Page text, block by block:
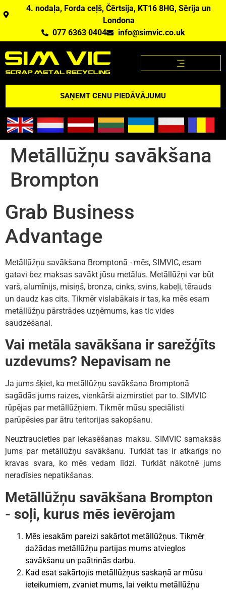
4. nodaļa, Forda ceļš, Čērtsija, KT16 8HG, Sērija un
Londona
077 6363 0404
info@simvic.co.uk
SAŅEMT CENU PIEDĀVĀJUMU
Metāllūžņu savākšana
Brompton
Grab Business
Advantage
Metāllūžņu savākšana Bromptonā - mēs, SIMVIC, esam
gatavi bez maksas savākt jūsu metālus. Metāllūžņi var būt
varš, alumīnijs, misiņš, bronza, cinks, svins, kabeļi, tērauds
un daudz kas cits. Tikmēr vislabākais ir tas, ka mēs esam
metāllūžņu pārstrādes uzņēmums, kas tic vides
saudzēšanai.
Vai metāla savākšana ir sarežģīts
uzdevums? Nepavisam ne
Ja jums šķiet, ka metāllūžņu savākšana Bromptonā
sagādās jums raizes, vienkārši aizmirstiet par to. SIMVIC
rūpējas par metāllūžņiem. Tikmēr mūsu speciālisti
parūpēsies par ātru teritorijas sakopšanu.
Neuztraucieties par iekasēšanas maksu. SIMVIC samaksās
jums par metāllūžņu savākšanu. Turklāt tas ir atkarīgs no
kravas svara, ko mēs vedam līdzi. Turklāt nākotnē jums
neradīsies nepatikšanas.
Metāllūžņu savākšana Brompton
- soļi, kurus mēs ievērojam
Mēs iesakām pareizi sakārtot metāllūžņus. Tikmēr
dažādas metāllūžņu partijas mums atvieglos
savākšanu un paātrinās darbu.
Kad esat sakārtojis metāllūžņus saskaņā ar mūsu
ieteikumiem, zvaniet mums, lai veiktu metāllūžņu